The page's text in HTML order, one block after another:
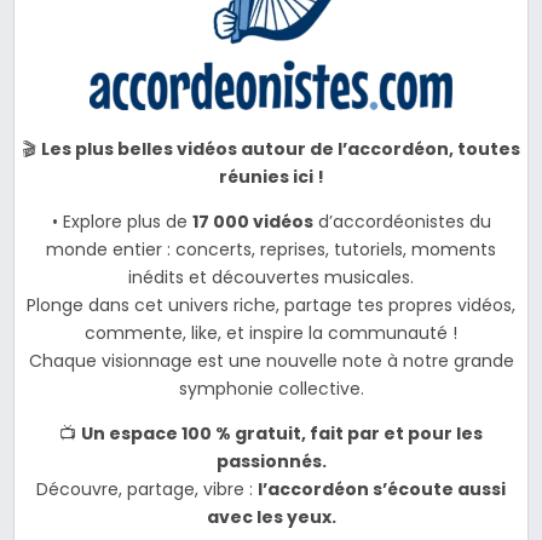
🎬 Les plus belles vidéos autour de l’accordéon, toutes
réunies ici !
• Explore plus de 17 000 vidéosd’accordéonistes du
monde entier : concerts, reprises, tutoriels, moments
inédits et découvertes musicales.
Plonge dans cet univers riche, partage tes propres vidéos,
commente, like, et inspire la communauté !
Chaque visionnage est une nouvelle note à notre grande
symphonie collective.
📺 Un espace 100 % gratuit, fait par et pour les
passionnés.
Découvre, partage, vibre : l’accordéon s’écoute aussi
avec les yeux.